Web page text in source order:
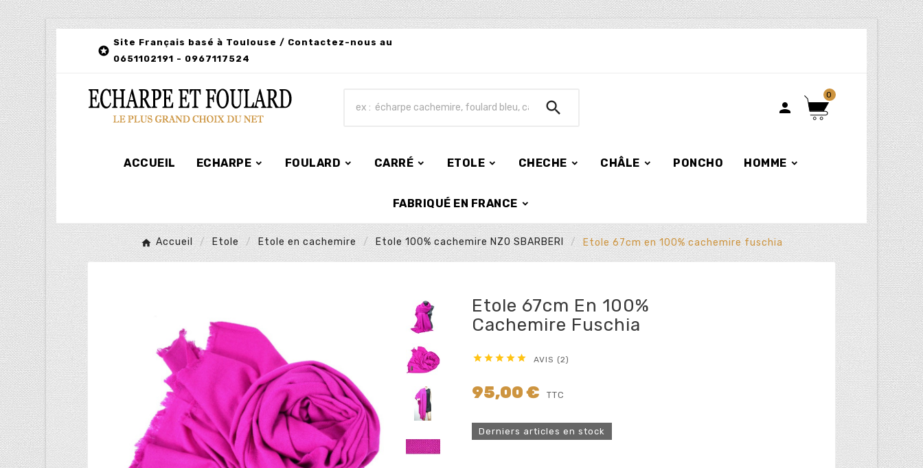

Site Français basé à Toulouse / Contactez-nous au
0651102191 - 0967117524
 
0
ACCUEIL ECHARPE FOULARD CARRÉ ETOLE CHECHE CHÂLE PONCHO HOMME
FABRIQUÉ EN FRANCE
Accueil Etole Etole en cachemire Etole 100% cachemire NZO SBARBERI Etole 67cm en 100% cachemire fuschia
Etole 67cm En 100%
Cachemire Fuschia
     AVIS (2)
95,00 € TTC
Derniers articles en stock